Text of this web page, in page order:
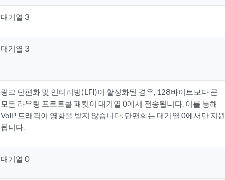
대기열 3
대기열 3
링크 단편화 및 인터리빙(LFI)이 활성화된 경우, 128바이트보다 큰
모든 라우팅 프로토콜 패킷이 대기열 0에서 전송됩니다. 이를 통해
VoIP 트래픽이 영향을 받지 않습니다. 단편화는 대기열 0에서만 지원
됩니다.
대기열 0